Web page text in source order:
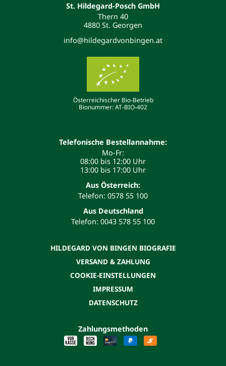
St. Hildegard-Posch GmbH
Thern 40
4880 St. Georgen
info@hildegardvonbingen.at
Österreichischer Bio-Betrieb
Bionummer: AT-BIO-402
Telefonische Bestellannahme:
Mo-Fr:
08:00 bis 12:00 Uhr
13:00 bis 17:00 Uhr
Aus Österreich:
Telefon: 0578 55 100
Aus Deutschland
Telefon: 0043 578 55 100
HILDEGARD VON BINGEN BIOGRAFIE
VERSAND & ZAHLUNG
COOKIE-EINSTELLUNGEN
IMPRESSUM
DATENSCHUTZ
Zahlungsmethoden